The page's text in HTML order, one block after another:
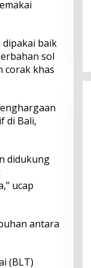
dipakai baik
sol
corak khas
di Bali,
didukung
ucap
antara
(BLT)
Bali Resmi
Kura